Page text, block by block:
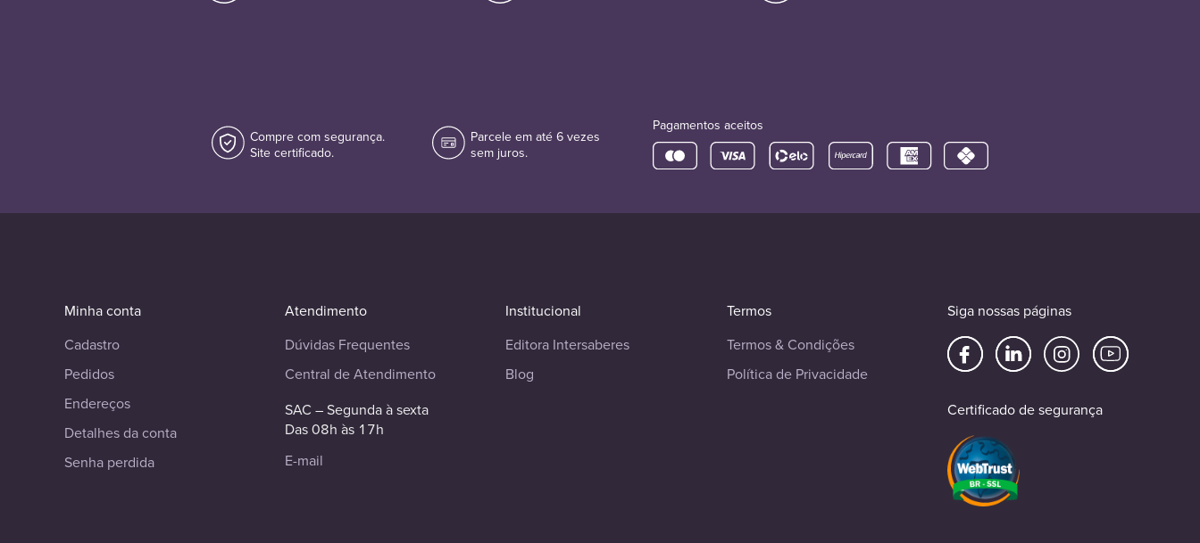
Compre com segurança.
Site certificado.
Parcele em até 6 vezes
sem juros.
Pagamentos aceitos
Minha conta
Cadastro
Pedidos
Endereços
Detalhes da conta
Senha perdida
Atendimento
Dúvidas Frequentes
Central de Atendimento
SAC – Segunda à sexta
Das 08h às 17h
E-mail
Institucional
Editora Intersaberes
Blog
Termos
Termos & Condições
Política de Privacidade
Siga nossas páginas
Certificado de segurança